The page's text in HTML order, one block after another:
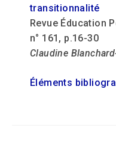
transitionnalité
Revue Éducation
n° 161, p.16-30
Claudine
Éléments